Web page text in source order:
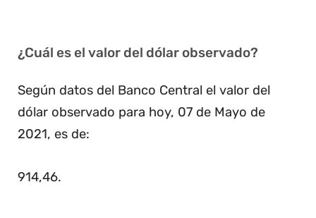
¿Cuál es el valor del dólar observado?
Según datos del Banco Central el valor del
dólar observado para hoy, 07 de Mayo de
2021, es de:
914,46.